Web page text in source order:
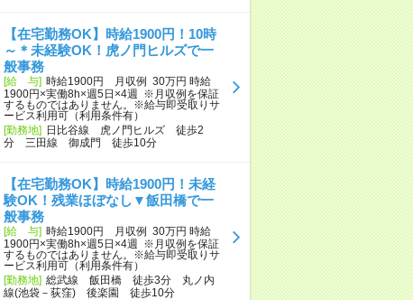
【在宅勤務OK】時給1900円！10時
～＊未経験OK！虎ノ門ヒルズで一
般事務
[給 与] 時給1900円 月収例 30万円 時給
1900円×実働8h×週5日×4週 ※月収例を保証
するものではありません。※給与即受取りサ
ービス利用可（利用条件有）
[勤務地] 日比谷線 虎ノ門ヒルズ 徒歩2
分 三田線 御成門 徒歩10分
【在宅勤務OK】時給1900円！未経
験OK！残業ほぼなし▼飯田橋で一
般事務
[給 与] 時給1900円 月収例 30万円 時給
1900円×実働8h×週5日×4週 ※月収例を保証
するものではありません。※給与即受取りサ
ービス利用可（利用条件有）
[勤務地] 総武線 飯田橋 徒歩3分 丸ノ内
線(池袋－荻窪) 後楽園 徒歩10分